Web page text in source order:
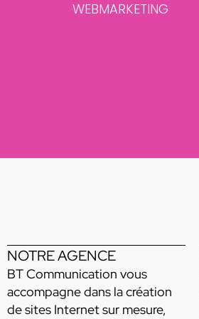
WEBMARKETING
NOTRE AGENCE
BT Communication vous
accompagne dans la création
de sites Internet sur mesure,